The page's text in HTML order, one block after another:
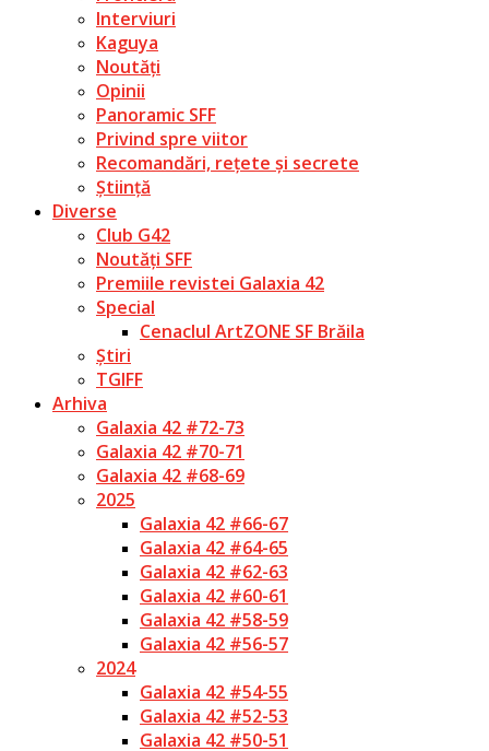
Interviuri
Kaguya
Noutăți
Opinii
Panoramic SFF
Privind spre viitor
Recomandări, rețete și secrete
Știință
Diverse
Club G42
Noutăți SFF
Premiile revistei Galaxia 42
Special
Cenaclul ArtZONE SF Brăila
Știri
TGIFF
Arhiva
Galaxia 42 #72-73
Galaxia 42 #70-71
Galaxia 42 #68-69
2025
Galaxia 42 #66-67
Galaxia 42 #64-65
Galaxia 42 #62-63
Galaxia 42 #60-61
Galaxia 42 #58-59
Galaxia 42 #56-57
2024
Galaxia 42 #54-55
Galaxia 42 #52-53
Galaxia 42 #50-51